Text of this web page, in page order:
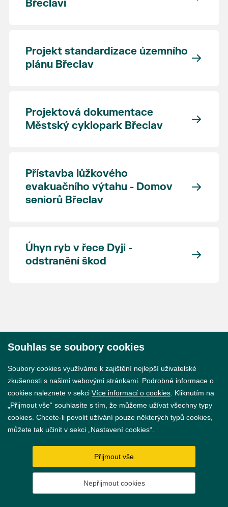
Břeclavi
Projekt standardizace územního
plánu Břeclav
Projektová dokumentace
Městský cyklopark Břeclav
Přístavba lůžkového
evakuačního výtahu - Domov
seniorů Břeclav
Úhyn ryb v řece Dyji -
odstranění škod
GDPR
Nastavení cookies
Souhlas se soubory cookies
Soubory cookies využíváme k zajištění nejlepší uživatelské
zkušenosti s našimi webovými stránkami. Podrobné informace o
cookies naleznete v sekci Více informací o cookies . Kliknutím na
„Přijmout vše“ souhlasíte s tím, že můžeme užívat všechny typy
cookies. Chcete-li povolit užívání pouze některých typů cookies,
můžete tak učinit v sekci „Nastavení cookies“.
Přijmout vše
Nepřijmout cookies